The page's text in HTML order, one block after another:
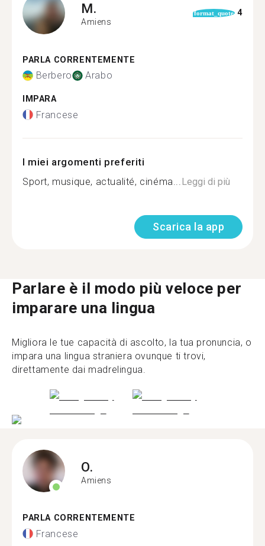
M.
Amiens
format_quote 4
PARLA CORRENTEMENTE
Berbero Arabo
IMPARA
Francese
I miei argomenti preferiti
Sport, musique, actualité, cinéma... Leggi di più
Scarica la app
Parlare è il modo più veloce per
imparare una lingua
Migliora le tue capacità di ascolto, la tua pronuncia, o
impara una lingua straniera ovunque ti trovi,
direttamente dai madrelingua.
O.
Amiens
PARLA CORRENTEMENTE
Francese